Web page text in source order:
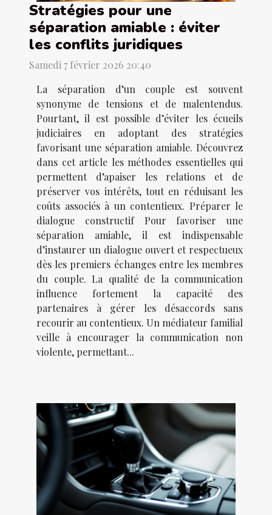
Stratégies pour une
séparation amiable : éviter
les conflits juridiques
Samedi 7 février 2026 20:40
La séparation d’un couple est souvent
synonyme de tensions et de malentendus.
Pourtant, il est possible d’éviter les écueils
judiciaires en adoptant des stratégies
favorisant une séparation amiable. Découvrez
dans cet article les méthodes essentielles qui
permettent d’apaiser les relations et de
préserver vos intérêts, tout en réduisant les
coûts associés à un contentieux. Préparer le
dialogue constructif Pour favoriser une
séparation amiable, il est indispensable
d’instaurer un dialogue ouvert et respectueux
dès les premiers échanges entre les membres
du couple. La qualité de la communication
influence fortement la capacité des
partenaires à gérer les désaccords sans
recourir au contentieux. Un médiateur familial
veille à encourager la communication non
violente, permettant...